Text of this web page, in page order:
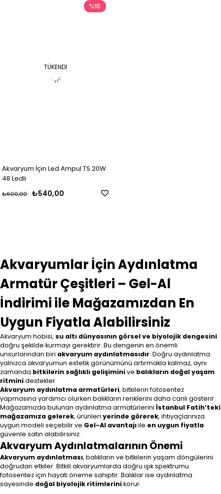
TÜKENDI
Akvaryum İçin Led Ampul TS 20W
48 Ledli
₺540,00
₺600,00
%10
Akvaryumlar İçin Aydınlatma
Armatür Çeşitleri – Gel-Al
İndirimi ile Mağazamızdan En
Uygun Fiyatla Alabilirsiniz
Akvaryum hobisi, su altı dünyasının görsel ve biyolojik dengesini
doğru şekilde kurmayı gerektirir. Bu dengenin en önemli
unsurlarından biri akvaryum aydınlatmasıdır. Doğru aydınlatma
yalnızca akvaryumun estetik görünümünü artırmakla kalmaz, aynı
zamanda bitkilerin sağlıklı gelişiminive balıkların doğal yaşam
ritminidestekler.
Akvaryum aydınlatma armatürleri, bitkilerin fotosentez
yapmasına yardımcı olurken balıkların renklerini daha canlı gösterir.
Mağazamızda bulunan aydınlatma armatürlerini İstanbul Fatih’teki
mağazamıza gelerek, ürünleri yerinde görerek, ihtiyaçlarınıza
uygun modeli seçebilir ve Gel-Al avantajıile en uygun fiyatla
güvenle satın alabilirsiniz.
Akvaryum Aydınlatmalarının Önemi
Akvaryum aydınlatması, balıkların ve bitkilerin yaşam döngülerini
doğrudan etkiler. Bitkili akvaryumlarda doğru ışık spektrumu
fotosentez için hayati öneme sahiptir. Balıklar ise aydınlatma
sayesinde doğal biyolojik ritimlerinikorur.